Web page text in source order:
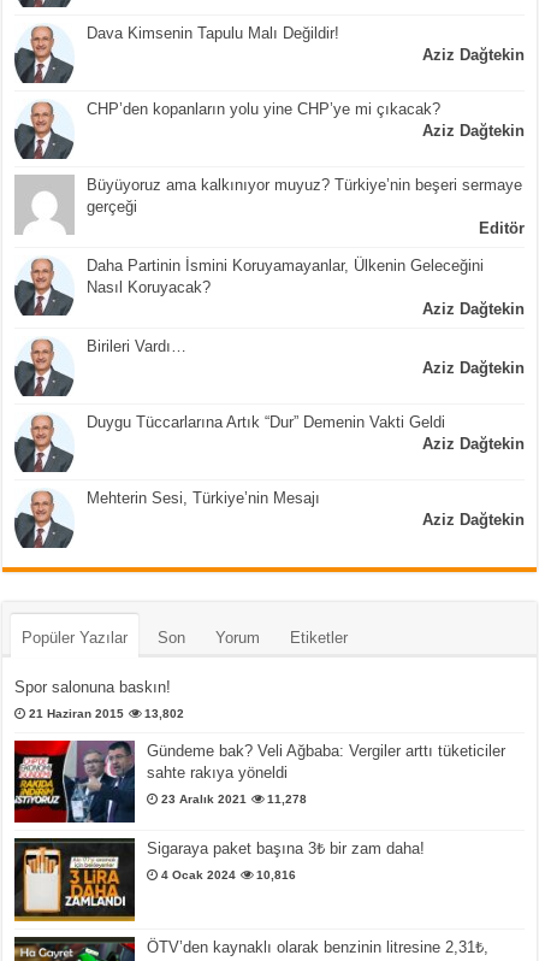
Dava Kimsenin Tapulu Malı Değildir!
Aziz Dağtekin
CHP’den kopanların yolu yine CHP’ye mi çıkacak?
Aziz Dağtekin
Büyüyoruz ama kalkınıyor muyuz? Türkiye’nin beşeri sermaye
gerçeği
Editör
Daha Partinin İsmini Koruyamayanlar, Ülkenin Geleceğini
Nasıl Koruyacak?
Aziz Dağtekin
Birileri Vardı…
Aziz Dağtekin
Duygu Tüccarlarına Artık “Dur” Demenin Vakti Geldi
Aziz Dağtekin
Mehterin Sesi, Türkiye’nin Mesajı
Aziz Dağtekin
Popüler Yazılar Son Yorum Etiketler
Spor salonuna baskın!
21 Haziran 2015 13,802
Gündeme bak? Veli Ağbaba: Vergiler arttı tüketiciler
sahte rakıya yöneldi
23 Aralık 2021 11,278
Sigaraya paket başına 3₺ bir zam daha!
4 Ocak 2024 10,816
ÖTV’den kaynaklı olarak benzinin litresine 2,31₺,